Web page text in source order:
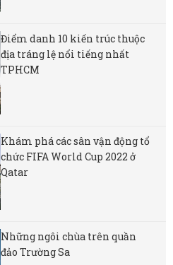
Điểm danh 10 kiến trúc thuộc
địa tráng lệ nổi tiếng nhất
TPHCM
Khám phá các sân vận động tổ
chức FIFA World Cup 2022 ở
Qatar
Những ngôi chùa trên quần
đảo Trường Sa